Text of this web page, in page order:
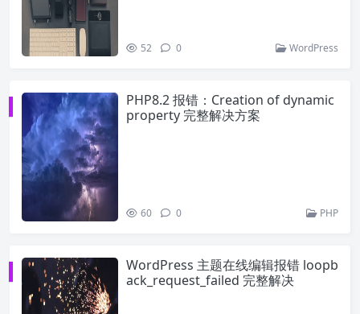
52 0 WordPress
PHP8.2 报错：Creation of dynamic
property 完整解决方案
60 0 PHP
WordPress 主题在线编辑报错 loopb
ack_request_failed 完整解决